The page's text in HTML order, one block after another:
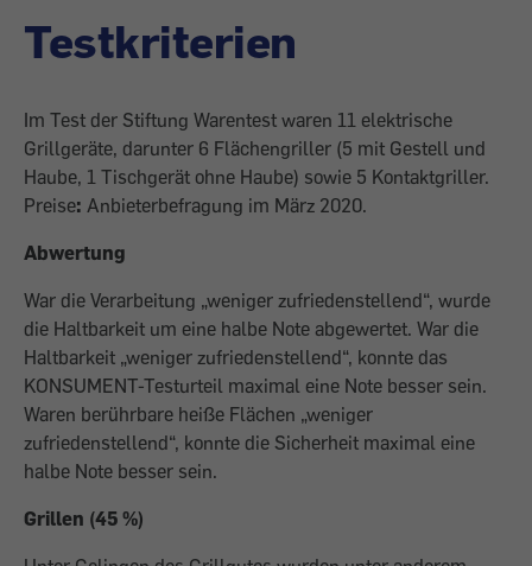
Testkriterien
Im Test der Stiftung Warentest waren 11 elektrische
Grillgeräte, darunter 6 Flächengriller (5 mit Gestell und
Haube, 1 Tischgerät ohne Haube) sowie 5 Kontaktgriller.
Preise: Anbieterbefragung im März 2020.
Abwertung
War die Verarbeitung „weniger zufriedenstellend“, wurde
die Haltbarkeit um eine halbe Note abgewertet. War die
Haltbarkeit „weniger zufriedenstellend“, konnte das
KONSUMENT-Testurteil maximal eine Note besser sein.
Waren berührbare heiße Flächen „weniger
zufriedenstellend“, konnte die Sicherheit maximal eine
halbe Note besser sein.
Grillen (45 %)